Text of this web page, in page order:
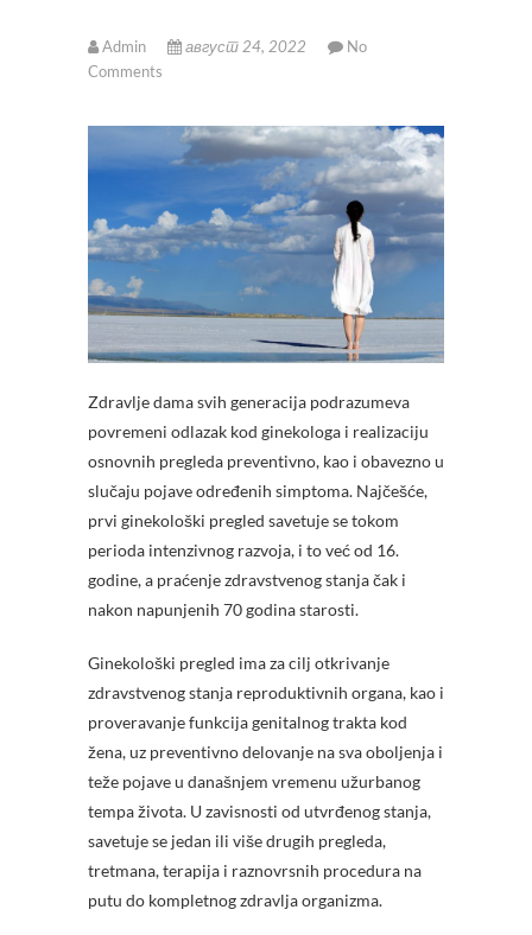
Admin август 24, 2022
No
Comments
Zdravlje dama svih generacija podrazumeva
povremeni odlazak kod ginekologa i realizaciju
osnovnih pregleda preventivno, kao i obavezno u
slučaju pojave određenih simptoma. Najčešće,
prvi ginekološki pregled savetuje se tokom
perioda intenzivnog razvoja, i to već od 16.
godine, a praćenje zdravstvenog stanja čak i
nakon napunjenih 70 godina starosti.
Ginekološki pregled ima za cilj otkrivanje
zdravstvenog stanja reproduktivnih organa, kao i
proveravanje funkcija genitalnog trakta kod
žena, uz preventivno delovanje na sva oboljenja i
teže pojave u današnjem vremenu užurbanog
tempa života. U zavisnosti od utvrđenog stanja,
savetuje se jedan ili više drugih pregleda,
tretmana, terapija i raznovrsnih procedura na
putu do kompletnog zdravlja organizma.